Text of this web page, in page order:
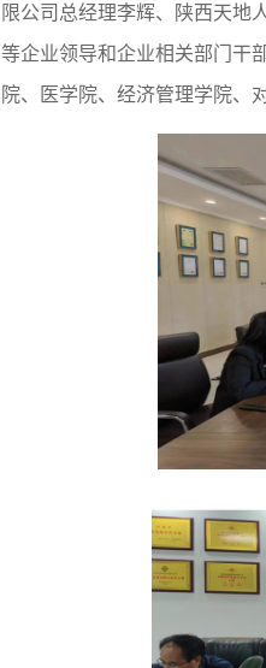
限公司总经理李辉、陕西天地
等企业领导和企业相关部门干
院、医学院、经济管理学院、